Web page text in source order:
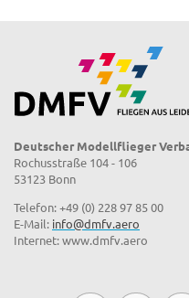
Deutscher Modellflieger
Rochusstraße 104 - 106
53123 Bonn
Telefon: +49 (0) 228 97 85 00
E-Mail: info@dmfv.aero
Internet: www.dmfv.aero